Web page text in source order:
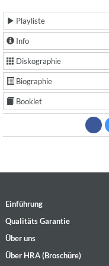
Playliste
Info
Diskographie
Biographie
Booklet
Einführung
Qualitäts Garantie
Über uns
Über HRA (Broschüre)